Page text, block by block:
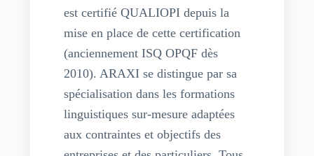
est certifié QUALIOPI depuis la
mise en place de cette certification
(anciennement ISQ OPQF dès
2010). ARAXI se distingue par sa
spécialisation dans les formations
linguistiques sur-mesure adaptées
aux contraintes et objectifs des